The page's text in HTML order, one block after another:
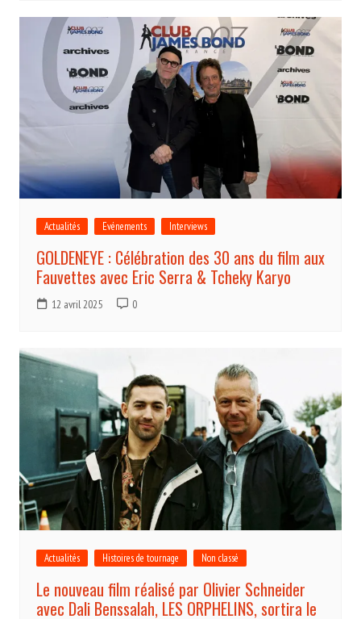
Actualités Evénements Interviews
GOLDENEYE : Célébration des 30 ans du film aux
Fauvettes avec Eric Serra & Tcheky Karyo
12 avril 2025 0
Actualités Histoires de tournage Non classé
Le nouveau film réalisé par Olivier Schneider
avec Dali Benssalah, LES ORPHELINS, sortira le